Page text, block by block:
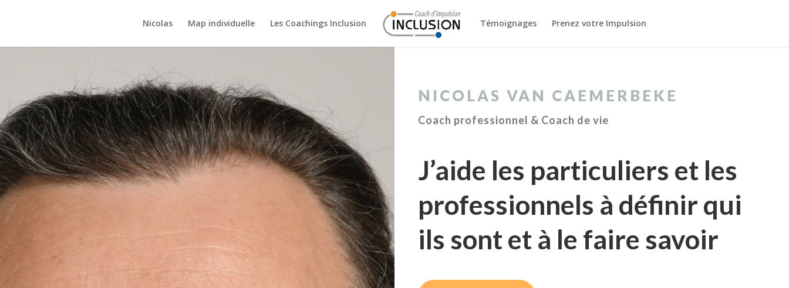
Nicolas Map individuelle Les Coachings Inclusion Témoignages Prenez votre Impulsion
NICOLAS VAN CAEMERBEKE
Coach professionnel & Coach de vie
J’aide les particuliers et les
professionnels à définir qui
ils sont et à le faire savoir